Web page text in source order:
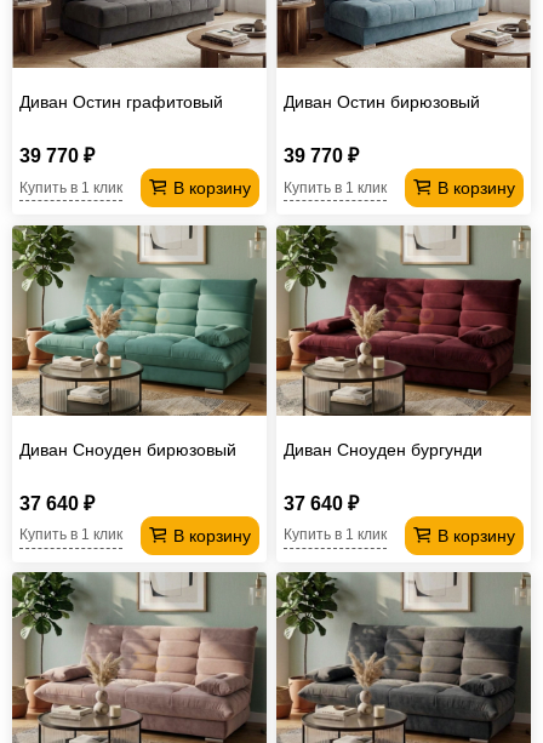
Диван Остин графитовый
39 770 ₽
В корзину
Купить в 1 клик
Диван Остин бирюзовый
39 770 ₽
В корзину
Купить в 1 клик
Диван Сноуден бирюзовый
37 640 ₽
В корзину
Купить в 1 клик
Диван Сноуден бургунди
37 640 ₽
В корзину
Купить в 1 клик